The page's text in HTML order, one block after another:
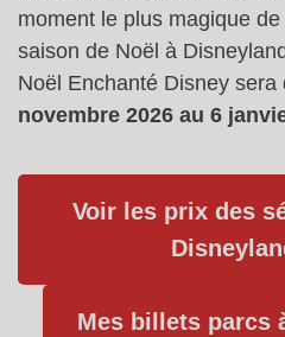
moment le plus magique
saison de Noël à
Noël Enchanté Disney sera
novembre 2026 au 6
Voir les prix des
Mes billets parcs